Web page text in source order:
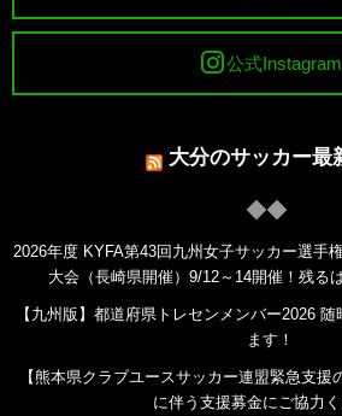
公式Instagram
大分のサッカー最
2026年度 KYFA第43回九州女子サッカー選手
大会（長崎県開催）9/12～14開催！残る
【九州版】都道府県トレセンメンバー2026
ます！
【熊本県クラブユースサッカー連盟緊急支
に伴う支援募金にご協力